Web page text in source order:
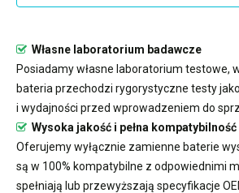
Własne laboratorium badawcze
Posiadamy własne laboratorium testowe,
bateria przechodzi rygorystyczne testy
i wydajności przed wprowadzeniem do
Wysoka jakość i pełna kompatybilność
Oferujemy wyłącznie zamienne baterie
są w 100% kompatybilne z odpowiednimi
spełniają lub przewyższają specyfikacje